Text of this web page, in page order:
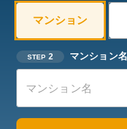
マンション
STEP 2 マンション